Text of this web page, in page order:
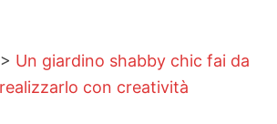
> Un giardino shabby chic fai da
con creatività